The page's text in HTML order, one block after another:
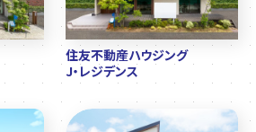
住友不動産ハウジング
J・レジデンス